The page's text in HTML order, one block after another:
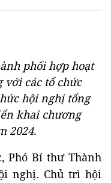
phối hợp hoạt
các tổ chức
hội nghị tổng
khai chương
2024.
Phó Bí thư Thành
nghị. Chủ trì hội